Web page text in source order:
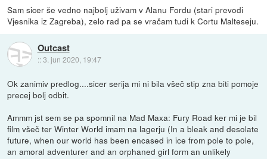
Sam sicer še vedno najbolj uživam v Alanu Fordu (stari prevodi
Vjesnika iz Zagreba), zelo rad pa se vračam tudi k Cortu Malteseju.
Outcast
::3. jun 2020, 19:47
Ok zanimiv predlog....sicer serija mi ni bila všeč stip zna biti pomoje
precej bolj odbit.
Ammm jst sem se pa spomnil na Mad Maxa: Fury Road ker mi je bil
film všeč ter Winter World imam na lagerju (In a bleak and desolate
future, when our world has been encased in ice from pole to pole,
an amoral adventurer and an orphaned girl form an unlikely